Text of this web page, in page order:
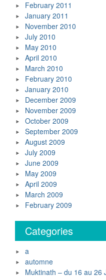
February 2011
January 2011
November 2010
July 2010
May 2010
April 2010
March 2010
February 2010
January 2010
December 2009
November 2009
October 2009
September 2009
August 2009
July 2009
June 2009
May 2009
April 2009
March 2009
February 2009
Categories
a
automne
Muktinath – du 16 au 26